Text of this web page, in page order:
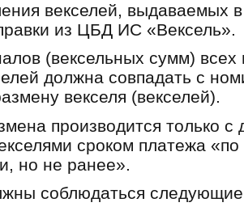
векселей, выдаваемых
из ЦБД ИС «Вексель».
(вексельных сумм)
должна совпадать с
векселя (векселей).
производится только
сроком платежа
но не ранее».
соблюдаться следующие